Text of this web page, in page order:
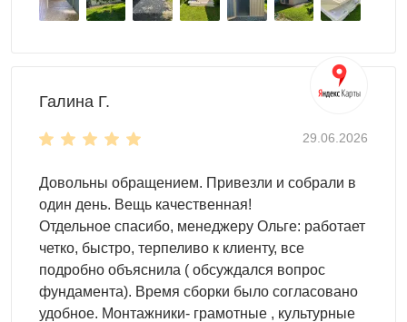
хранить на террасе. Определитесь с внешним видом:
необходимости — печать/брендирование. Подберите
комплектацию (системы хранения и дополнения).
Оставьте заявку на сайте или позвоните нам —
менеджер уточнит детали, сроки изготовления и
организацию доставки.
Галина Г.
29.06.2026
Довольны обращением. Привезли и собрали в
один день. Вещь качественная!
Отдельное спасибо, менеджеру Ольге: работает
четко, быстро, терпеливо к клиенту, все
подробно объяснила ( обсуждался вопрос
фундамента). Время сборки было согласовано
удобное. Монтажники- грамотные , культурные